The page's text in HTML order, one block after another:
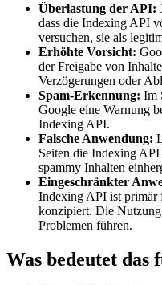
Überlastung der API:
dass die Indexing API
versuchen, sie als
Erhöhte Vorsicht:
der Freigabe von
Verzögerungen oder
Spam-Erkennung: Im
Google eine Warnung
Indexing API.
Falsche Anwendung:
Seiten die Indexing
spammy Inhalten
Eingeschränkter
Indexing API ist primär
konzipiert. Die
Problemen führen.
Was bedeutet das